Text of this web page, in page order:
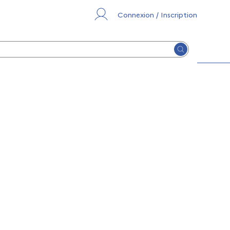
Connexion / Inscription
Lancer la